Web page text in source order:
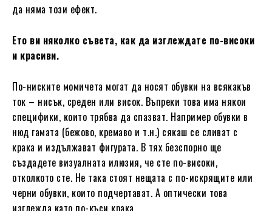
да няма този ефект.
Ето ви няколко съвета, как да изглеждате по-високи
и красиви.
По-ниските момичета могат да носят обувки на всякакъв
ток – нисък, среден или висок. Въпреки това има някои
специфики, които трябва да спазват. Например обувки в
нюд гамата (бежово, кремаво и т.н.) сякаш се сливат с
крака и издължават фигурата. В тях безспорно ще
създадете визуалната илюзия, че сте по-високи,
отколкото сте. Не така стоят нещата с по-искрящите или
черни обувки, които подчертават. А оптически това
изглежда като по-къси крака.